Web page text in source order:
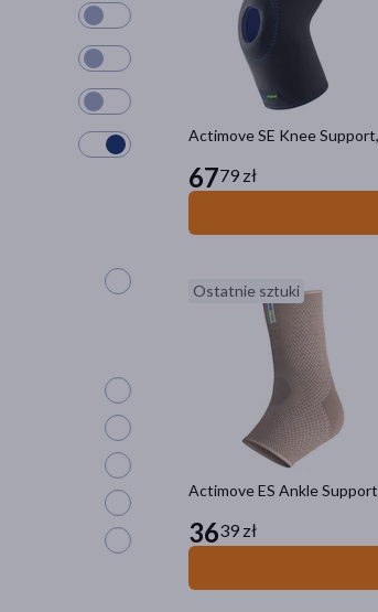
Actimove SE Knee
6779 zł
Ostatnie sztuki
Actimove ES Ankle
3639 zł